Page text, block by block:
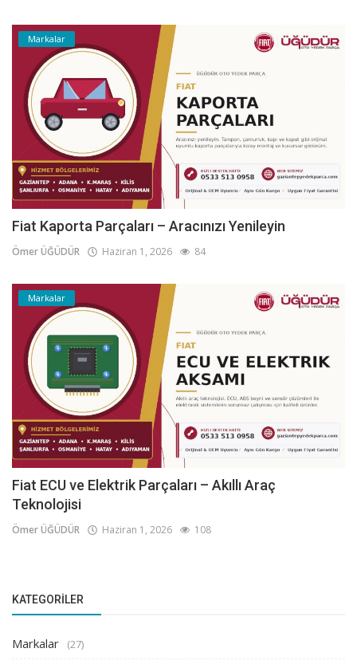
Markalar
Fiat Kaporta Parçaları – Aracınızı Yenileyin
Ömer ÜĞÜDÜR Haziran 1, 2026 84
Markalar
Fiat ECU ve Elektrik Parçaları – Akıllı Araç
Teknolojisi
Ömer ÜĞÜDÜR Haziran 1, 2026 108
KATEGORILER
Markalar (27)